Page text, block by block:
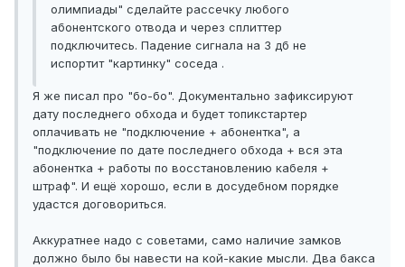
олимпиады" сделайте рассечку любого
абонентского отвода и через сплиттер
подключитесь. Падение сигнала на 3 дб не
испортит "картинку" соседа .
Я же писал про "бо-бо". Документально зафиксируют
дату последнего обхода и будет топикстартер
оплачивать не "подключение + абонентка", а
"подключение по дате последнего обхода + вся эта
абонентка + работы по восстановлению кабеля +
штраф". И ещё хорошо, если в досудебном порядке
удастся договориться.
Аккуратнее надо с советами, само наличие замков
должно было бы навести на кой-какие мысли. Два бакса